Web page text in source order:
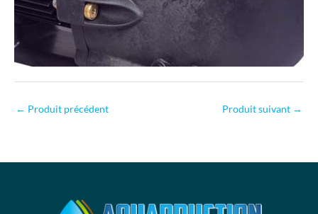
← Produit précédent Produit suivant →